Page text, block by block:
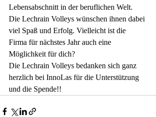
Lebensabschnitt in der beruflichen Welt.
Die Lechrain Volleys wünschen ihnen dabei
viel Spaß und Erfolg. Vielleicht ist die
Firma für nächstes Jahr auch eine
Möglichkeit für dich?
Die Lechrain Volleys bedanken sich ganz
herzlich bei InnoLas für die Unterstützung
und die Spende!!